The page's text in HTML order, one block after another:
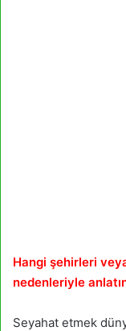
Hangi şehirleri
nedenleriyle
Seyahat etmek